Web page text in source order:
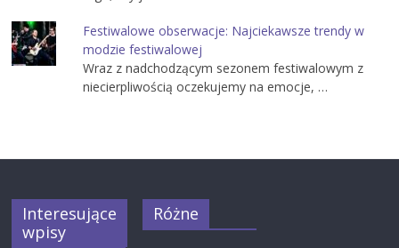
Festiwalowe obserwacje: Najciekawsze trendy w
modzie festiwalowej
Wraz z nadchodzącym sezonem festiwalowym z
niecierpliwością oczekujemy na emocje, …
Interesujące
wpisy
Różne